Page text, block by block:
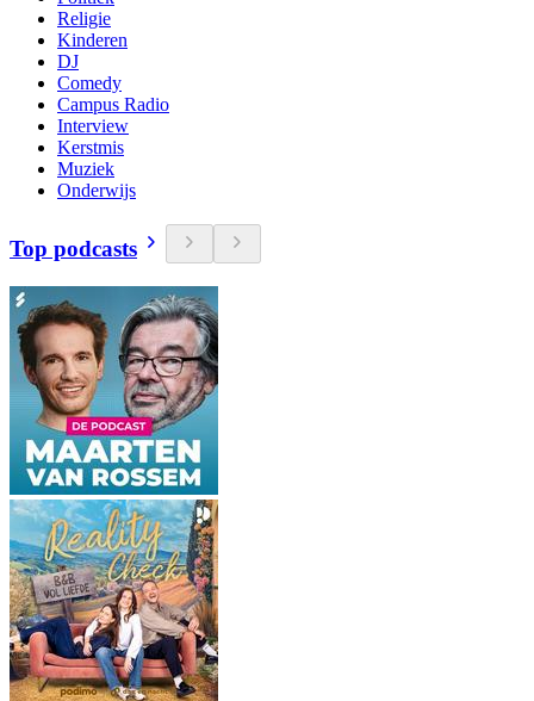
Religie
Kinderen
DJ
Comedy
Campus Radio
Interview
Kerstmis
Muziek
Onderwijs
Top podcasts